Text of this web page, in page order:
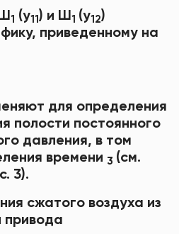
1 (у11) и Ш1 (у12)
приведенному на
для определения
полости постоянного
давления, в том
времени 3 (см.
3).
сжатого воздуха из
привода